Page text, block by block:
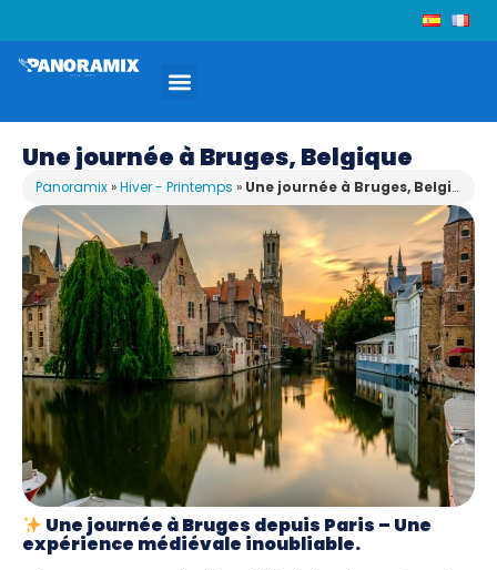
Une journée à Bruges, Belgique
Panoramix»Hiver - Printemps » Une journée à Bruges, Belgique
Une journée à Bruges depuis Paris – Une
expérience médiévale inoubliable.